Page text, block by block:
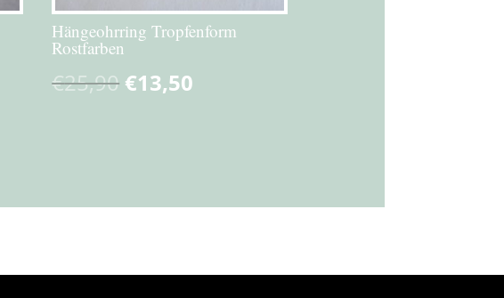
Hängeohrring Tropfenform
Rostfarben
€25,90 €13,50